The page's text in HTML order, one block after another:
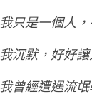
我只是一個人
我沉默，好好
我曾經遭遇流